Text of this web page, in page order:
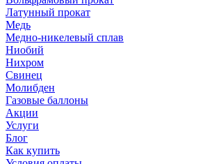
Латунный прокат
Медь
Медно-никелевый сплав
Ниобий
Нихром
Свинец
Молибден
Газовые баллоны
Акции
Услуги
Блог
Как купить